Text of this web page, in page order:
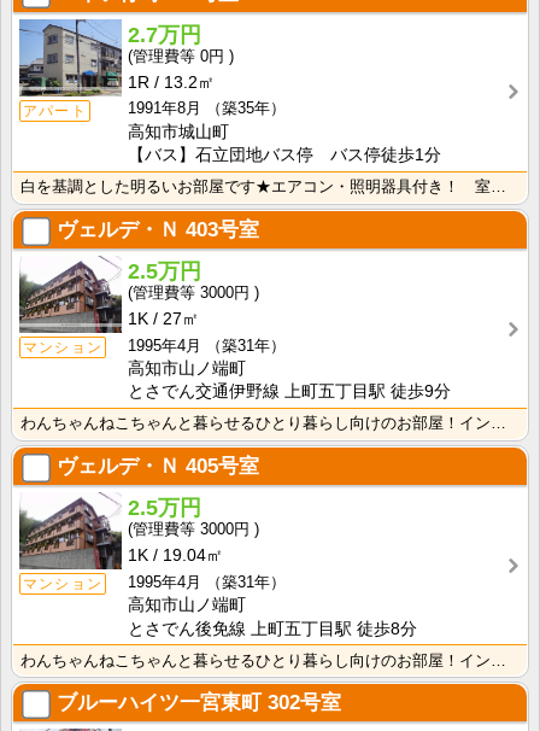
アパート
2.7万円
0円
1R
13.2㎡
1991年8月
（築35年）
高知市城山町
【バス】石立団地バス停 バス停徒歩1分
白を基調とした明るいお部屋です★エアコン・照明器具付き！ 室内洗濯機置場 端部屋
ヴェルデ・Ｎ 403号室
マンション
2.5万円
3000円
1K
27㎡
1995年4月
（築31年）
高知市山ノ端町
とさでん交通伊野線 上町五丁目駅 徒歩9分
わんちゃんねこちゃんと暮らせるひとり暮らし向けのお部屋！インターネット月額接続使用無料なので、月々の･･･
ヴェルデ・Ｎ 405号室
マンション
2.5万円
3000円
1K
19.04㎡
1995年4月
（築31年）
高知市山ノ端町
とさでん後免線 上町五丁目駅 徒歩8分
ブルーハイツ一宮東町 302号室